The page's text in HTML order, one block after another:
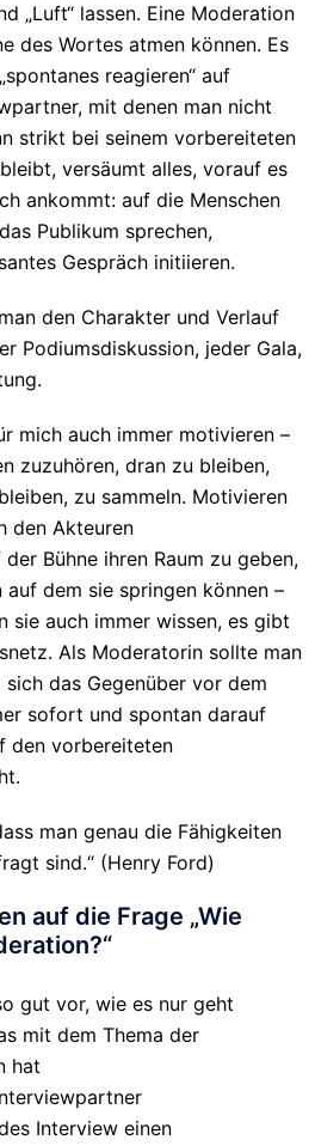
„Luft“ lassen. Eine Moderation
des Wortes atmen können. Es
reagieren“ auf
mit denen man nicht
strikt bei seinem vorbereiteten
versäumt alles, vorauf es
ankommt: auf die Menschen
Publikum sprechen,
Gespräch initiieren.
den Charakter und Verlauf
Podiumsdiskussion, jeder Gala,
mich auch immer motivieren –
zuzuhören, dran zu bleiben,
zu sammeln. Motivieren
den Akteuren
Bühne ihren Raum zu geben,
dem sie springen können –
sie auch immer wissen, es gibt
Als Moderatorin sollte man
das Gegenüber vor dem
sofort und spontan darauf
den vorbereiteten
man genau die Fähigkeiten
sind.“ (Henry Ford)
auf die Frage „Wie
gut vor, wie es nur geht
mit dem Thema der
hat
Interview einen